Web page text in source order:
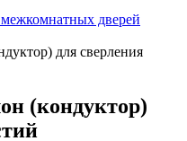
дверей
для сверления
(кондуктор)